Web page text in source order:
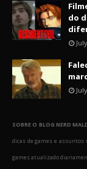
do
SOBRE O BLOG NERD
dicas de games e assuntos
games atualizado